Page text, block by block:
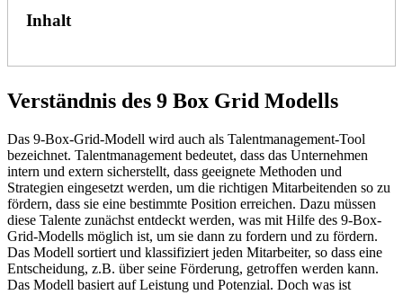
Inhalt
Verständnis des 9 Box Grid Modells
Das 9-Box-Grid-Modell wird auch als Talentmanagement-Tool
bezeichnet. Talentmanagement bedeutet, dass das Unternehmen
intern und extern sicherstellt, dass geeignete Methoden und
Strategien eingesetzt werden, um die richtigen Mitarbeitenden so zu
fördern, dass sie eine bestimmte Position erreichen. Dazu müssen
diese Talente zunächst entdeckt werden, was mit Hilfe des 9-Box-
Grid-Modells möglich ist, um sie dann zu fordern und zu fördern.
Das Modell sortiert und klassifiziert jeden Mitarbeiter, so dass eine
Entscheidung, z.B. über seine Förderung, getroffen werden kann.
Das Modell basiert auf Leistung und Potenzial. Doch was ist